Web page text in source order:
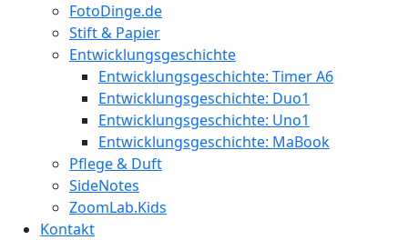
FotoDinge.de
Stift & Papier
Entwicklungsgeschichte
Entwicklungsgeschichte: Timer A6
Entwicklungsgeschichte: Duo1
Entwicklungsgeschichte: Uno1
Entwicklungsgeschichte: MaBook
Pflege & Duft
SideNotes
ZoomLab.Kids
Kontakt